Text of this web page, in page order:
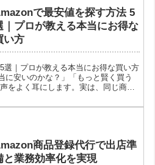
で最安値を探す方法 5
｜プロが教える本当にお得な
い方
選｜プロが教える本当にお得な買い方
に安いのかな？」「もっと賢く買う
よく耳にします。実は、同じ商品
商品登録代行で出店準
と業務効率化を実現